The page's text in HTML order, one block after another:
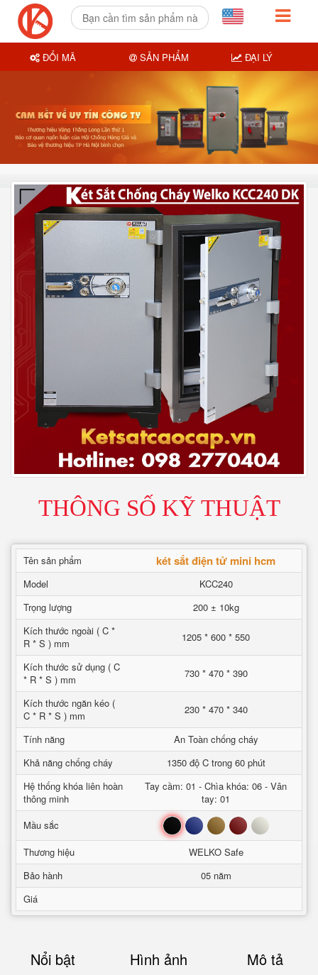
THÔNG SỐ KỸ THUẬT
Tên sản phẩm két sắt điện tử mini hcm
Model
KCC240
Trọng lượng
200 ± 10kg
Kích thước ngoài ( C *
R * S ) mm
1205 * 600 * 550
Kích thước sử dụng ( C
* R * S ) mm
730 * 470 * 390
Kích thước ngăn kéo (
C * R * S ) mm
230 * 470 * 340
Tính năng
An Toàn chống cháy
Khả năng chống cháy
1350 độ C trong 60 phút
Hệ thống khóa liên hoàn
thông minh
Tay cầm: 01 - Chìa khóa: 06 - Vân
tay: 01
Mầu sắc
Đen Xanh Nâu Đỏ Trắng
Thương hiệu
WELKO Safe
Bảo hành
05 năm
Giá
Nổi bật Hình ảnh Mô tả
ĐỔI MÃ SẢN PHẨM ĐẠI LÝ